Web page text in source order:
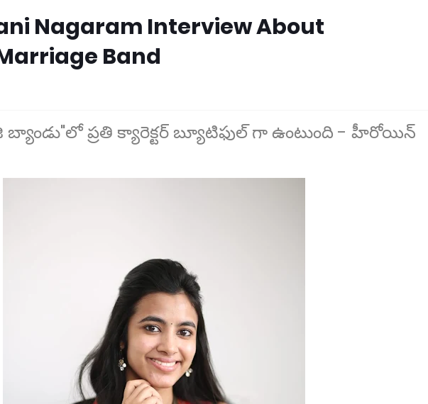
Nagaram Interview About
Band
ప్రతి క్యారెక్టర్ బ్యూటిఫుల్ గా ఉంటుంది - హీరోయిన్